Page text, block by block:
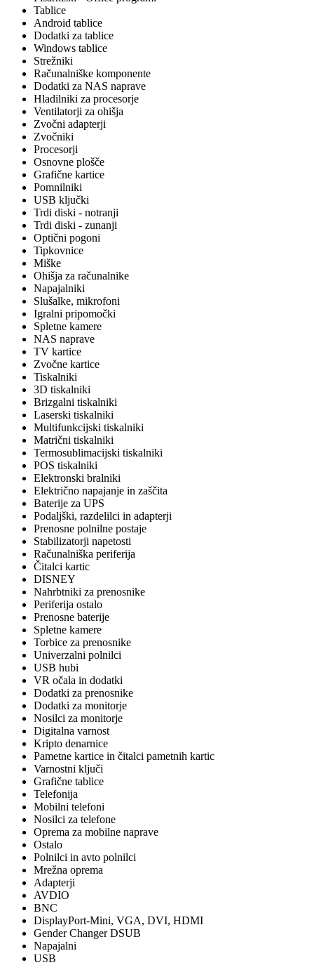
Tablice
Android tablice
Dodatki za tablice
Windows tablice
Strežniki
Računalniške komponente
Dodatki za NAS naprave
Hladilniki za procesorje
Ventilatorji za ohišja
Zvočni adapterji
Zvočniki
Procesorji
Osnovne plošče
Grafične kartice
Pomnilniki
USB ključki
Trdi diski - notranji
Trdi diski - zunanji
Optični pogoni
Tipkovnice
Miške
Ohišja za računalnike
Napajalniki
Slušalke, mikrofoni
Igralni pripomočki
Spletne kamere
NAS naprave
TV kartice
Zvočne kartice
Tiskalniki
3D tiskalniki
Brizgalni tiskalniki
Laserski tiskalniki
Multifunkcijski tiskalniki
Matrični tiskalniki
Termosublimacijski tiskalniki
POS tiskalniki
Elektronski bralniki
Električno napajanje in zaščita
Baterije za UPS
Podaljški, razdelilci in adapterji
Prenosne polnilne postaje
Stabilizatorji napetosti
Računalniška periferija
Čitalci kartic
DISNEY
Nahrbtniki za prenosnike
Periferija ostalo
Prenosne baterije
Spletne kamere
Torbice za prenosnike
Univerzalni polnilci
USB hubi
VR očala in dodatki
Dodatki za prenosnike
Dodatki za monitorje
Nosilci za monitorje
Digitalna varnost
Kripto denarnice
Pametne kartice in čitalci pametnih kartic
Varnostni ključi
Grafične tablice
Telefonija
Mobilni telefoni
Nosilci za telefone
Oprema za mobilne naprave
Ostalo
Polnilci in avto polnilci
Mrežna oprema
Adapterji
AVDIO
BNC
DisplayPort-Mini, VGA, DVI, HDMI
Gender Changer DSUB
Napajalni
USB